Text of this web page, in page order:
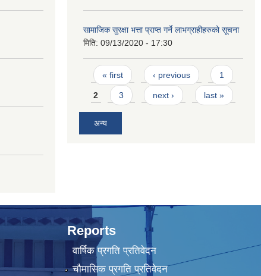
सामाजिक सुरक्षा भत्ता प्राप्त गर्ने लाभग्राहीहरुको सूचना
मिति: 09/13/2020 - 17:30
Pages
« first ‹ previous 1
2 3 next › last »
अन्य
Reports
वार्षिक प्रगति प्रतिवेदन
चौमासिक प्रगति प्रतिवेदन